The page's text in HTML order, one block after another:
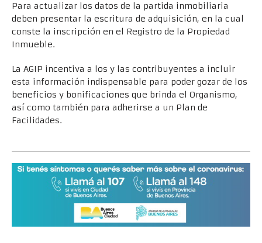
Para actualizar los datos de la partida inmobiliaria
deben presentar la escritura de adquisición, en la cual
conste la inscripción en el Registro de la Propiedad
Inmueble.
La AGIP incentiva a los y las contribuyentes a incluir
esta información indispensable para poder gozar de los
beneficios y bonificaciones que brinda el Organismo,
así como también para adherirse a un Plan de
Facilidades.